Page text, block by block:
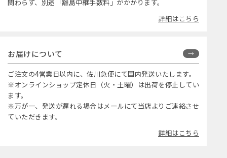
関わらず、別途「離島中継手数料」がかかります。
詳細はこちら
お届けについて
ご注文の4営業日以内に、佐川急便にて国内発送いたします。
※オンラインショップ定休日（火・土曜）は出荷を停止してい
ます。
※万が一、発送が遅れる場合はメールにて当店よりご連絡させ
ていただきます。
詳細はこちら